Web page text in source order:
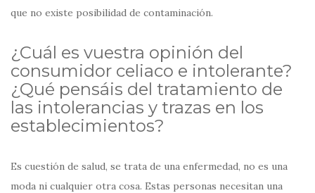
que no existe posibilidad de contaminación.
¿Cuál es vuestra opinión del
consumidor celiaco e intolerante?
¿Qué pensáis del tratamiento de
las intolerancias y trazas en los
establecimientos?
Es cuestión de salud, se trata de una enfermedad, no es una
moda ni cualquier otra cosa. Estas personas necesitan una